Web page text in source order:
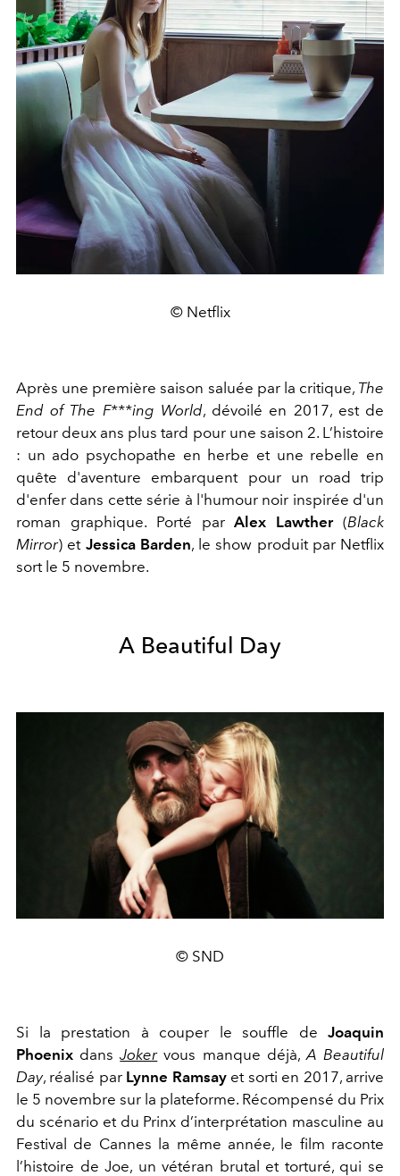
© Netflix
Après une première saison saluée par la critique, The
End of The F***ing World, dévoilé en 2017, est de
retour deux ans plus tard pour une saison 2. L’histoire
: un ado psychopathe en herbe et une rebelle en
quête d'aventure embarquent pour un road trip
d'enfer dans cette série à l'humour noir inspirée d'un
roman graphique. Porté parAlex Lawther(Black
Mirror) et Jessica Barden, le show produit par Netflix
sort le 5 novembre.
A Beautiful Day
© SND
Si la prestation à couper le souffle de Joaquin
Phoenix dansJokervous manque déjà, A Beautiful
Day, réalisé par Lynne Ramsayet sorti en 2017, arrive
le 5 novembre sur la plateforme. Récompensé du Prix
du scénario et du Prinx d’interprétation masculine au
Festival de Cannes la même année, le film raconte
l’histoire de Joe, un vétéran brutal et torturé, qui se